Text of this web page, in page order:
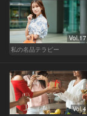
Vol.17
私の名品テラピー
Vol.4